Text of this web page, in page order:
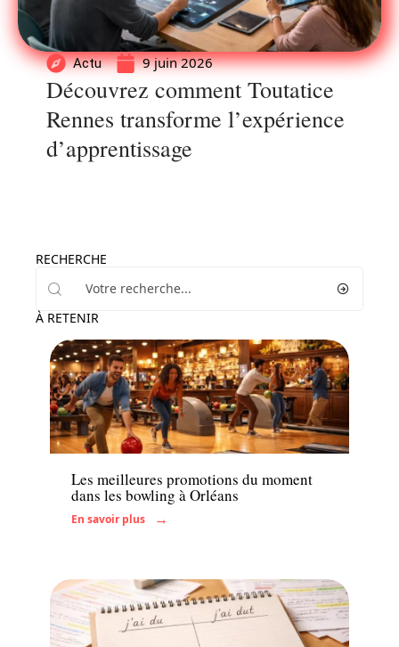
Actu 9 juin 2026
Découvrez comment Toutatice
Rennes transforme l’expérience
d’apprentissage
RECHERCHE
À RETENIR
Enfant
Les meilleures promotions du moment
dans les bowling à Orléans
En savoir plus